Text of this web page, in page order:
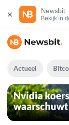
Newsbit
Bekijk in
Actueel
Nvidia